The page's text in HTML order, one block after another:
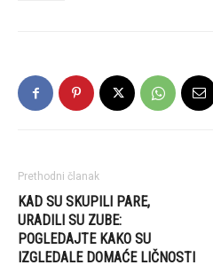
Prethodni članak
KAD SU SKUPILI PARE,
URADILI SU ZUBE:
POGLEDAJTE KAKO SU
IZGLEDALE DOMAĆE LIČNOSTI